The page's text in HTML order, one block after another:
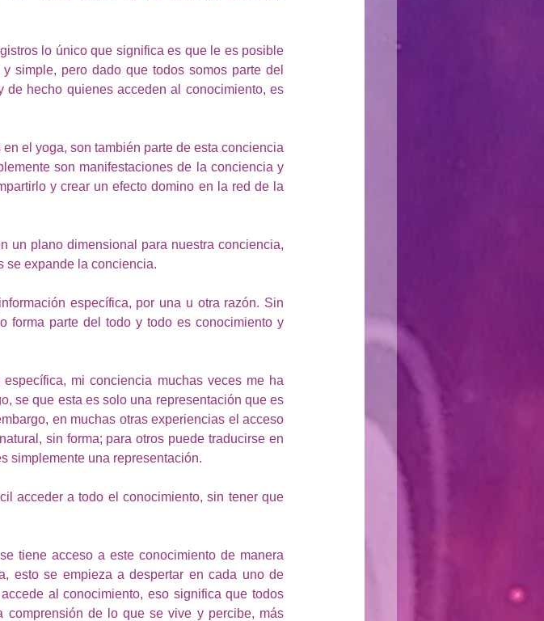
lo único que significa es que le es posible
simple, pero dado que todos somos parte del
de hecho quienes acceden al conocimiento, es
el yoga, son también parte de esta conciencia
son manifestaciones de la conciencia y
y crear un efecto domino en la red de la
un plano dimensional para nuestra conciencia,
se expande la conciencia.
específica, por una u otra razón. Sin
forma parte del todo y todo es conocimiento y
mi conciencia muchas veces me ha
se que esta es solo una representación que es
en muchas otras experiencias el acceso
sin forma; para otros puede traducirse en
simplemente una representación.
acceder a todo el conocimiento, sin tener que
tiene acceso a este conocimiento de manera
esto se empieza a despertar en cada uno de
al conocimiento, eso significa que todos
comprensión de lo que se vive y percibe, más